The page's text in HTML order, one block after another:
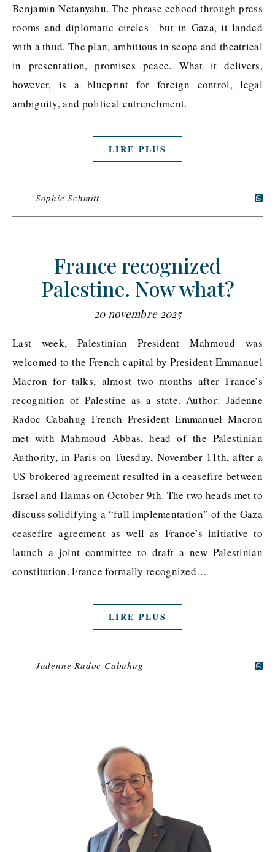
Benjamin Netanyahu. The phrase echoed through press
rooms and diplomatic circles—but in Gaza, it landed
with a thud. The plan, ambitious in scope and theatrical
in presentation, promises peace. What it delivers,
however, is a blueprint for foreign control, legal
ambiguity, and political entrenchment.
LIRE PLUS
Sophie Schmitt
France recognized
Palestine. Now what?
20 novembre 2025
Last week, Palestinian President Mahmoud was
welcomed to the French capital by President Emmanuel
Macron for talks, almost two months after France’s
recognition of Palestine as a state. Author: Jadenne
Radoc Cabahug French President Emmanuel Macron
met with Mahmoud Abbas, head of the Palestinian
Authority, in Paris on Tuesday, November 11th, after a
US-brokered agreement resulted in a ceasefire between
Israel and Hamas on October 9th. The two heads met to
discuss solidifying a “full implementation” of the Gaza
ceasefire agreement as well as France’s initiative to
launch a joint committee to draft a new Palestinian
constitution. France formally recognized…
LIRE PLUS
Jadenne Radoc Cabahug